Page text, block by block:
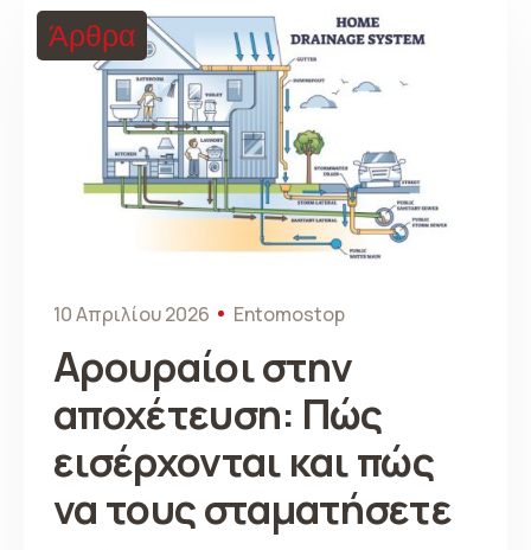
Άρθρα
10 Απριλίου 2026 Entomostop
Αρουραίοι στην
αποχέτευση: Πώς
εισέρχονται και πώς
να τους σταματήσετε